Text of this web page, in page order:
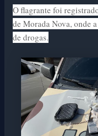
O flagrante foi
de Morada Nova, onde
de drogas.